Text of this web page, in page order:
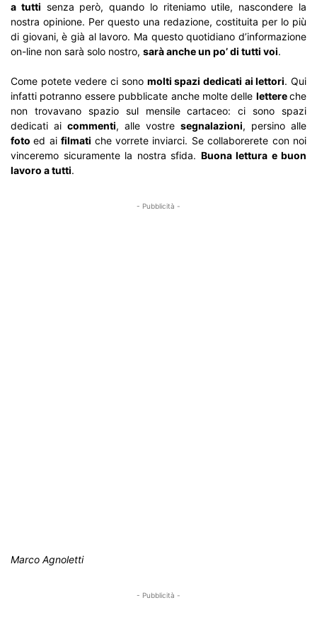
a tutti senza però, quando lo riteniamo utile, nascondere la
nostra opinione. Per questo una redazione, costituita per lo più
di giovani, è già al lavoro. Ma questo quotidiano d’informazione
on-line non sarà solo nostro, sarà anche un po’ di tutti voi.
Come potete vedere ci sono molti spazi dedicati ai lettori. Qui
infatti potranno essere pubblicate anche molte delle lettereche
non trovavano spazio sul mensile cartaceo: ci sono spazi
dedicati ai commenti, alle vostre segnalazioni, persino alle
fotoed aifilmati che vorrete inviarci. Se collaborerete con noi
vinceremo sicuramente la nostra sfida. Buona lettura e buon
lavoro a tutti.
- Pubblicità -
Marco Agnoletti
- Pubblicità -